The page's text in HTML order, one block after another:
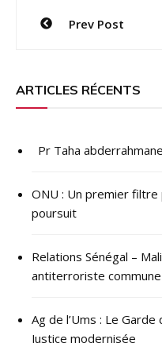
Navigation
l’article
Prev Post
ARTICLES RÉCENTS
Pr Taha
ONU : ​Un premier filtre
poursuit
Relations Sénégal –
antiterroriste commune
Ag de l’Ums : Le
Justice modernisée